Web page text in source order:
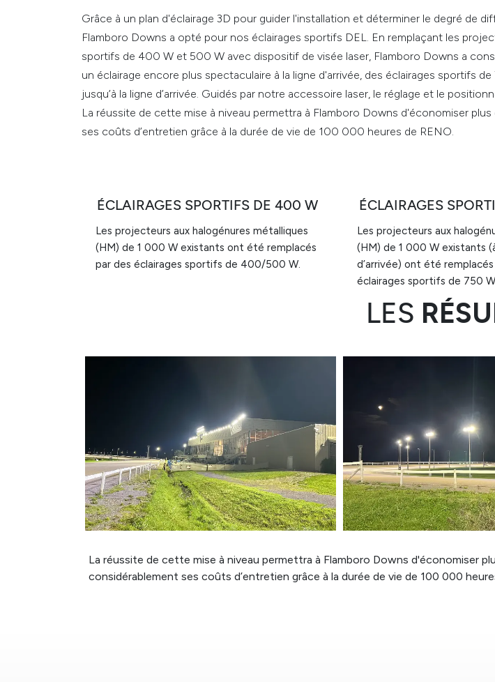
Grâce à un plan d'éclairage 3D pour guider l'installation et déterminer le degré de
Flamboro Downs a opté pour nos éclairages sportifs DEL. En remplaçant les
sportifs de 400 W et 500 W avec dispositif de visée laser, Flamboro Downs a
un éclairage encore plus spectaculaire à la ligne d'arrivée, des éclairages sportifs
jusqu’à la ligne d’arrivée. Guidés par notre accessoire laser, le réglage et le
La réussite de cette mise à niveau permettra à Flamboro Downs d'économiser
ses coûts d’entretien grâce à la durée de vie de 100 000 heures de RENO.
ÉCLAIRAGES SPORTIFS DE 400 W
Les projecteurs aux halogénures métalliques
(HM) de 1 000 W existants ont été remplacés
par des éclairages sportifs de 400/500 W.
ÉCLAIRAGES
Les projecteurs aux
(HM) de 1 000 W existants
d’arrivée) ont été
éclairages sportifs de 750
LES
La réussite de cette mise à niveau permettra à Flamboro Downs d'économiser
considérablement ses coûts d’entretien grâce à la durée de vie de 100 000